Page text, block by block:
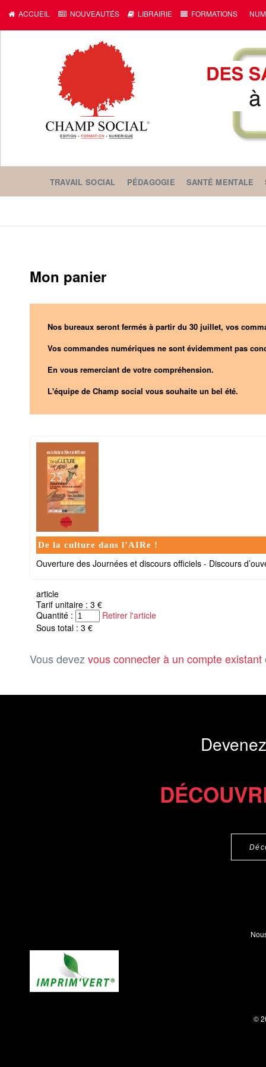
ACCUEIL NOUVEAUTÉS LIBRAIRIE FORMATIONS
TRAVAIL SOCIAL PÉDAGOGIE SANTÉ MENTALE
Mon panier
Nos bureaux seront fermés à partir du 30 juillet, vos
Vos commandes numériques ne sont évidemment pas
En vous remerciant de votre compréhension.
L'équipe de Champ social vous souhaite un bel été.
De la culture dans l’AIRe !
Ouverture des Journées et discours officiels - Discours
article
Tarif unitaire : 3 €
Quantité :
Retirer l'article
Sous total : 3 €
Vous devez vous connecter à un compte existant
©